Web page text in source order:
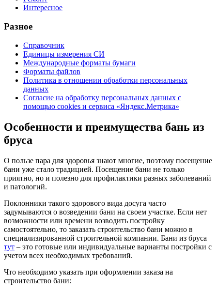
Интересное
Разное
Справочник
Единицы измерения СИ
Международные форматы бумаги
Форматы файлов
Политика в отношении обработки персональных
данных
Согласие на обработку персональных данных с
помощью cookies и сервиса «Яндекс.Метрика»
Особенности и преимущества бань из
бруса
О пользе пара для здоровья знают многие, поэтому посещение
бани уже стало традицией. Посещение бани не только
приятно, но и полезно для профилактики разных заболеваний
и патологий.
Поклонники такого здорового вида досуга часто
задумываются о возведении бани на своем участке. Если нет
возможности или времени возводить постройку
самостоятельно, то заказать строительство бани можно в
специализированной строительной компании. Бани из бруса
тут – это готовые или индивидуальные варианты постройки с
учетом всех необходимых требований.
Что необходимо указать при оформлении заказа на
строительство бани: